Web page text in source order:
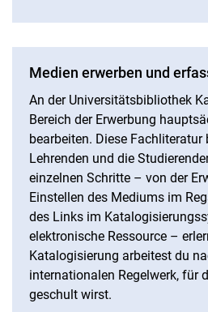
Medien erwerben und
An der Universitätsbibliothek
Bereich der Erwerbung
bearbeiten. Diese
Lehrenden und die
einzelnen Schritte – von der
Einstellen des Mediums im
des Links im
elektronische Ressource –
Katalogisierung arbeitest du
internationalen Regelwerk, für
geschult wirst.